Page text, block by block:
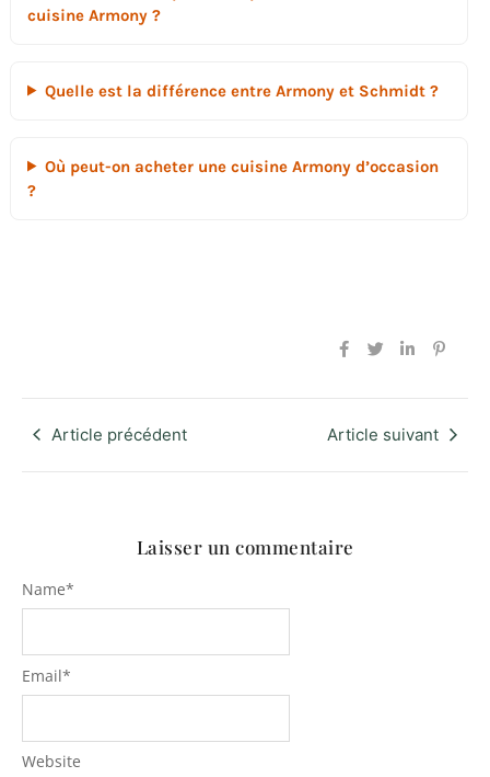
cuisine Armony ?
Quelle est la différence entre Armony et Schmidt ?
Où peut-on acheter une cuisine Armony d’occasion
?
Article précédent Article suivant
Laisser un commentaire
Name*
Email*
Website